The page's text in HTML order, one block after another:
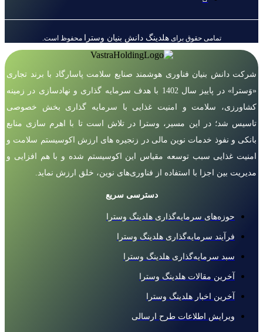
تمامی حقوق برایهلدینگ دانش بنیان وسترا محفوظ است.
شرکت دانش بنیان فناوری هوشمند صنایع سلامت پاسارگاد با برند تجاری
«وَسترا» در پاییز سال 1402 با هدف سرمایه گذاری و نهادسازی در زمینه
کشاورزی، سلامت و امنیت غذایی با سرمایه گذاری بخش خصوصی
تاسیس شد؛ در این مسیر، وسترا در تلاش است تا با اهرم سازی منابع
بانکی و نفوذ خدمات نوین مالی در زنجیره های ارزش اکوسیستم سلامت و
امنیت غذایی سبب توسعه مقیاس این اکوسیستم شده و با هم افزایی و
مدیریت بین اجزا با استفاده از فناوری‌های نوین، خلق ارزش نماید.
دسترسی سریع
حوزه‌های سرمایه‌گذاری هلدینگ وسترا
فرآیند سرمایه‌گذاری هلدینگ وسترا
سبد سرمایه‌گذاری هلدینگ وسترا
آخرین مقالات هلدینگ وسترا
آخرین اخبار هلدینگ وسترا
ویرایش اطلاعات طرح ارسالی